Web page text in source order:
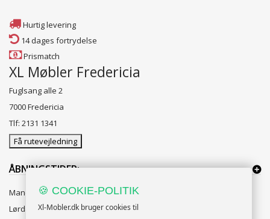
Hurtig levering
14 dages fortrydelse
Prismatch
XL Møbler Fredericia
Fuglsang alle 2
7000 Fredericia
Tlf: 2131 1341
Få rutevejledning
ÅBNINGSTIDER:
Mandag til Fredag 10:00 til 18:00
Lørdag og Søndag 10:00 til 16:00
🍪 COOKIE-POLITIK
Xl-Mobler.dk bruger cookies til